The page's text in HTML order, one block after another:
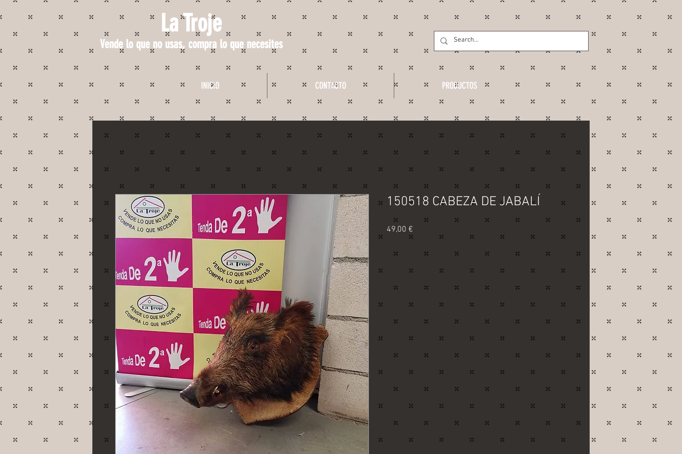
La Troje
Vende lo que no usas, compra lo que necesites
INICIO CONTACTO PRODUCTOS
150518 CABEZA DE JABALÍ
49,00 €